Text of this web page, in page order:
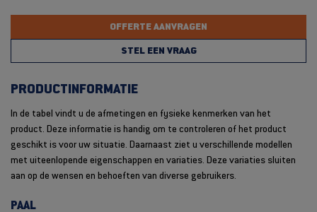
OFFERTE AANVRAGEN
STEL EEN VRAAG
PRODUCTINFORMATIE
In de tabel vindt u de afmetingen en fysieke kenmerken van het
product. Deze informatie is handig om te controleren of het product
geschikt is voor uw situatie. Daarnaast ziet u verschillende modellen
met uiteenlopende eigenschappen en variaties. Deze variaties sluiten
aan op de wensen en behoeften van diverse gebruikers.
PAAL